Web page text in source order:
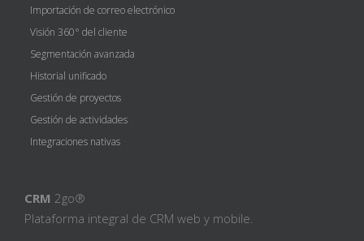
Importación de correo electrónico
Visión 360° del cliente
Segmentación avanzada
Historial unificado
Gestión de proyectos
Gestión de actividades
Integraciones nativas
CRM 2go®
Plataforma integral de CRM web y mobile.